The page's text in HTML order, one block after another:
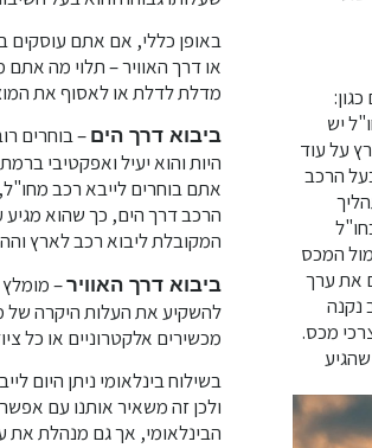
יש
על עוד
הרכב
תהליך
המכס
את ערך
נקנה
מכס.
באופן כללי, אם אתם עוסקים
או דרך האוויר – תלוי מה אתם
מדלת לדלת או לאסוף את
ביבוא דרך הים – בוחרים
היות והוא יעיל ואפקטיבי
אתם בוחרים לייבא רכב
הרכב דרך הים, כך שהוא מגיע
המקובלת ליבוא רכב לארץ
ביבוא דרך האוויר–
להשקיע את העלות היקרה של
מכשירים אלקטרוניים או כל
בשילוח בינלאומי ניתן היום
ולכן זה משאיר אותנו עם
הבינלאומי, אך גם מנהלת את